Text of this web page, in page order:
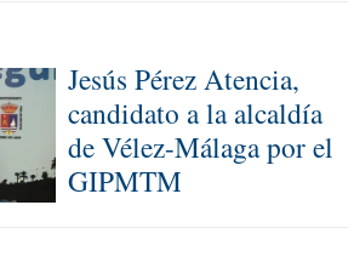
Jesús Pérez Atencia,
candidato a la alcaldía
de Vélez-Málaga por el
GIPMTM